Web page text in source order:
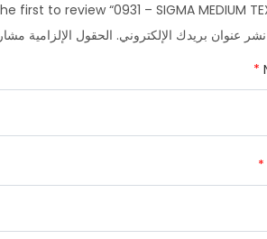
first to review “0931 – SIGMA MEDIUM
عنوان بريدك الإلكتروني. الحقول الإلزامية
*
*